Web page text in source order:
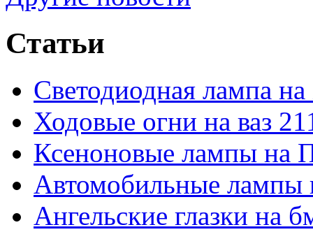
Статьи
Светодиодная лампа
Ходовые огни на ваз
Ксеноновые лампы на
Автомобильные лампы
Ангельские глазки на